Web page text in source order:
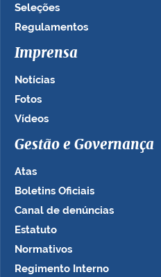
Seleções
Regulamentos
Imprensa
Notícias
Fotos
Vídeos
Gestão e Governança
Atas
Boletins Oficiais
Canal de denúncias
Estatuto
Normativos
Regimento Interno